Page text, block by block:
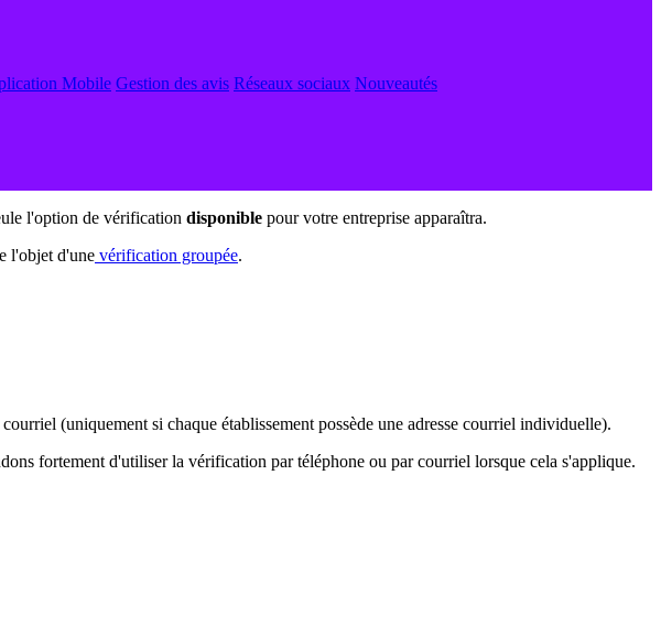
Mobile Gestion des avis Réseaux sociaux Nouveautés
l'option de vérification disponible pour votre entreprise apparaîtra.
l'objet d'une vérification groupée.
(uniquement si chaque établissement possède une adresse courriel individuelle).
fortement d'utiliser la vérification par téléphone ou par courriel lorsque cela s'applique.